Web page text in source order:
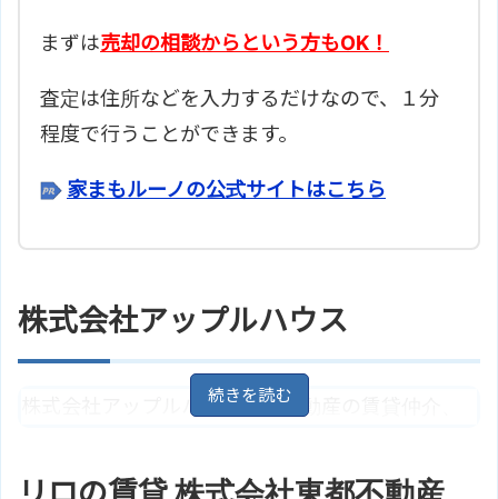
まずは売却の相談からという方もOK！
査定は住所などを入力するだけなので、１分
程度で行うことができます。
家まもルーノの公式サイトはこちら
株式会社アップルハウス
株式会社アップルハウスは、不動産の賃貸仲介、
神奈川県川崎市麻生区上麻生３丁